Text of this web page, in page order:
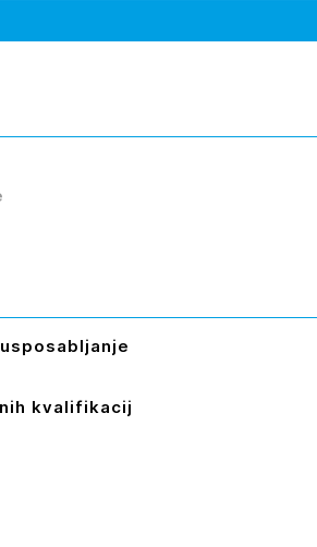
se je potrebno prijaviti.
SE
kvalifikacij